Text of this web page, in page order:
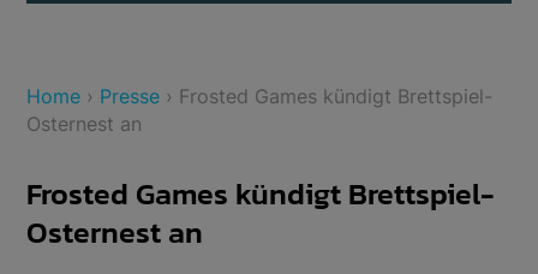
Home › Presse › Frosted Games kündigt Brettspiel-
Osternest an
Frosted Games kündigt Brettspiel-
Osternest an